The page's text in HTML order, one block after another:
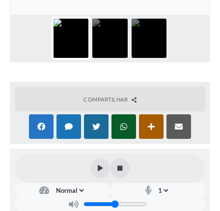
COMPARTILHAR